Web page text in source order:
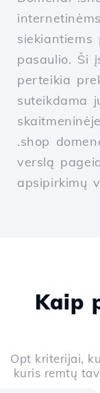
pasaulio. Ši
perteikia
suteikdama
.shop
verslą
apsipirkimų
Kaip
Opt kriterijai,
kuris remtų